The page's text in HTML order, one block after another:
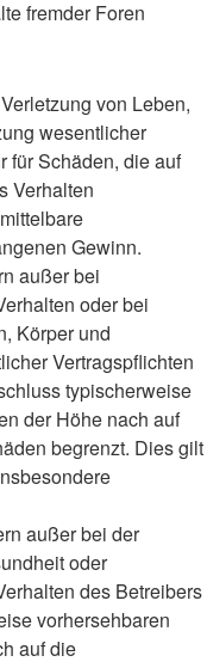
fremder Foren
von Leben,
wesentlicher
für Schäden, die auf
Verhalten
Gewinn.
außer bei
oder bei
Körper und
Vertragspflichten
typischerweise
der Höhe nach auf
begrenzt. Dies gilt
außer bei der
oder
des Betreibers
vorhersehbaren
auf die